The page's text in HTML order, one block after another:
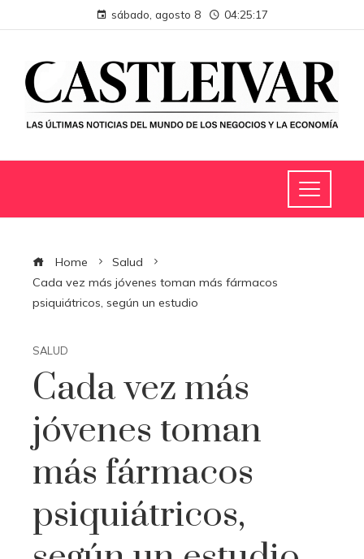
sábado, agosto 8 04:25:17
Home
Salud
Cada vez más jóvenes toman más fármacos
psiquiátricos, según un estudio
SALUD
Cada vez más
jóvenes toman
más fármacos
psiquiátricos,